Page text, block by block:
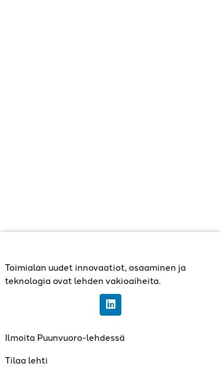
Toimialan uudet innovaatiot, osaaminen ja
teknologia ovat lehden vakioaiheita.
Ilmoita Puunvuoro-lehdessä
Tilaa lehti